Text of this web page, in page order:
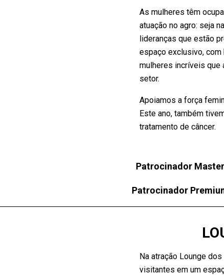
As mulheres têm
atuação no agro: seja
lideranças que estão
espaço exclusivo,
mulheres incríveis que
setor.
Apoiamos a força
Este ano, também
tratamento de câncer.
Patrocinador Master
Patrocinador
Na atração Lounge
visitantes em um